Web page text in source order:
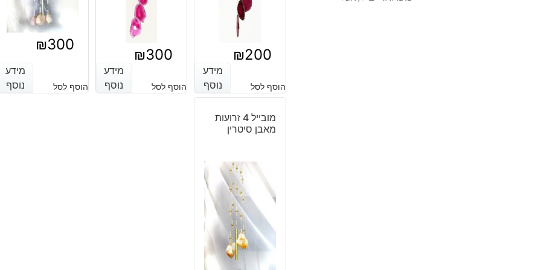
₪200
מידע
נוסף
הוסף לסל
מידע
נוסף
₪300
מידע
נוסף
הוסף לסל
מידע
נוסף
₪300
מידע
נוסף
הוסף לסל
מידע
נוסף
מובייל 4 זרועות
מאבן סיטרין